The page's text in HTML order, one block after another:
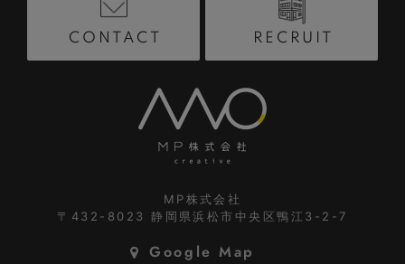
CONTACT RECRUIT
MP株式会社
〒432-8023静岡県浜松市中央区鴨江3-2-7
Google Map